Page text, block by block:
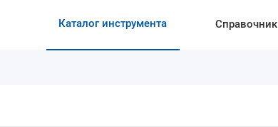
Каталог инструмента Справочник